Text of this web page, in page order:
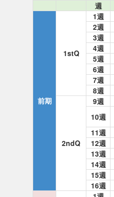
週
前期
1stQ
1週
2週
3週
4週
5週
6週
7週
8週
2ndQ
9週
10週
11週
12週
13週
14週
15週
16週